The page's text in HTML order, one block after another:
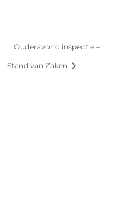
Ouderavond inspectie –
Stand van Zaken